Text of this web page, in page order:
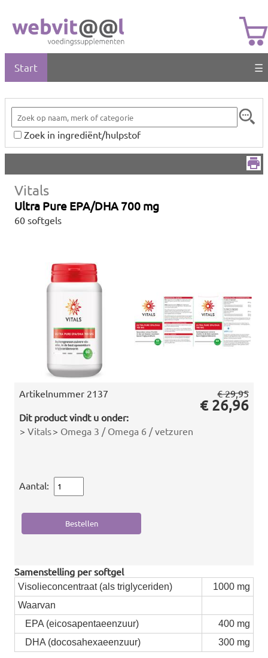
Start ☰
Zoek in ingrediënt/hulpstof
Vitals
Ultra Pure EPA/DHA 700 mg
60 softgels
Artikelnummer 2137
Dit product vindt u onder:
> Vitals> Omega 3 / Omega 6 / vetzuren
€ 29,95
€ 26,96
Aantal:
Samenstelling per softgel
Visolieconcentraat (als triglyceriden)
1000 mg
Waarvan
EPA (eicosapentaeenzuur)
400 mg
DHA (docosahexaeenzuur)
300 mg